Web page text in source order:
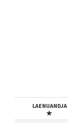
LAENUANDJA